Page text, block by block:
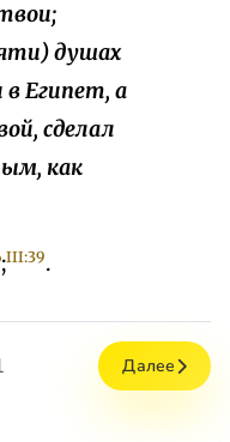
душах
Египет, а
сделал
как
;III:39.
Далее